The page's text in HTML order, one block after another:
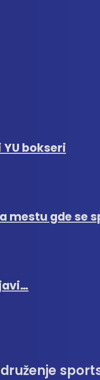
bokseri
mestu gde se